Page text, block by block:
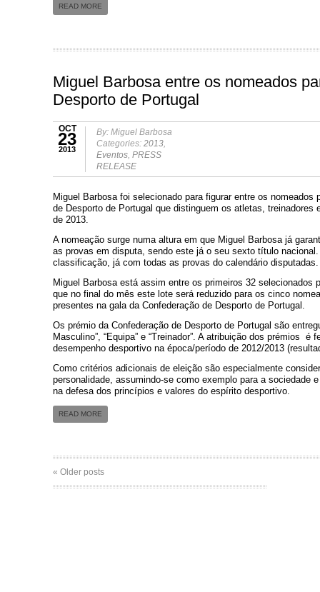
READ MORE
Miguel Barbosa entre os nomeados
Desporto de Portugal
OCT
23
2013
By: Miguel Barbosa
Categories: 2013,
Eventos, PRESS
RELEASE
Miguel Barbosa foi selecionado para figurar entre os
de Desporto de Portugal que distinguem os atletas,
de 2013.
A nomeação surge numa altura em que Miguel Barbosa já
as provas em disputa, sendo este já o seu sexto título
classificação, já com todas as provas do calendário disputadas.
Miguel Barbosa está assim entre os primeiros 32
que no final do mês este lote será reduzido para os cinco
presentes na gala da Confederação de Desporto de Portugal.
Os prémio da Confederação de Desporto de Portugal são
Masculino”, “Equipa” e “Treinador”. A atribuição dos prémios
desempenho desportivo na época/período de 2012/2013
Como critérios adicionais de eleição são especialmente
personalidade, assumindo-se como exemplo para a
na defesa dos princípios e valores do espírito desportivo.
READ MORE
« Older posts